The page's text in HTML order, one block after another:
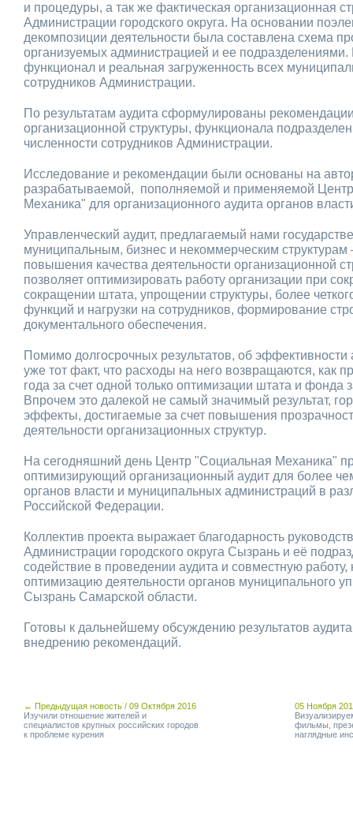
и процедуры, а так же фактическая организационная
Администрации городского округа. На основании
декомпозиции деятельности была составлена схема
организуемых администрацией и ее
функционал и реальная загруженность всех
сотрудников Администрации.
По результатам аудита сформулированы
организационной структуры, функционала
численности сотрудников Администрации.
Исследование и рекомендации были основаны на
разрабатываемой, пополняемой и применяемой
Механика" для организационного аудита органов
Управленческий аудит, предлагаемый нами
муниципальным, бизнес и некоммерческим структурам
повышения качества деятельности организационной
позволяет оптимизировать работу организации при
сокращении штата, упрощении структуры, более
функций и нагрузки на сотрудников, формирование
документального обеспечения.
Помимо долгосрочных результатов, об эффективности
уже тот факт, что расходы на него возвращаются, как
года за счет одной только оптимизации штата и фонда
Впрочем это далекой не самый значимый результат,
эффекты, достигаемые за счет повышения
деятельности организационных структур.
На сегодняшний день Центр "Социальная Механика"
оптимизирующий организационный аудит для более
органов власти и муниципальных администраций в
Российской Федерации.
Коллектив проекта выражает благодарность
Администрации городского округа Сызрань и её
содействие в проведении аудита и совместную
оптимизацию деятельности органов муниципального
Сызрань Самарской области.
Готовы к дальнейшему обсуждению результатов
внедрению рекомендаций.
← Предыдущая новость / 09 Октября 2016
Изучили отношение жителей и
специалистов крупных российских городов
к проблеме курения
05 Ноября
фильмы,
наглядные